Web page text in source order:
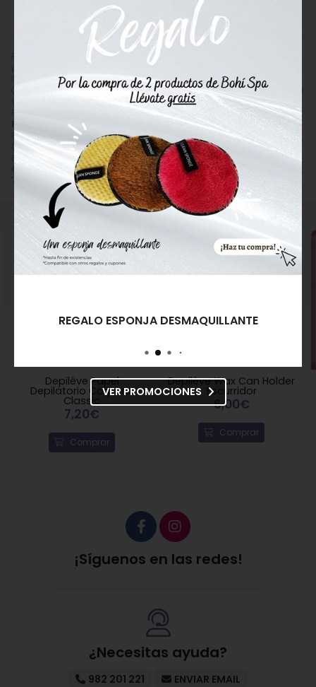
Pinza Depilar Cangrejo Rosa - Filarmonica . La punta cangrejo
permite una mejor visión del pelo para que resulte más fácil retirarlo.
Depile siempre en la dirección de crecimiento del pelo.
3 Claveles Filarmonica Pinza Depilar Cangrejo Rosa
. Producto en stock, recogida en tienda.
Precio, información, características e imágenes de
3 Claveles
Filarmonica Pinza Depilar Cangrejo Rosareferencia 53633, EAN
8410990536335, pertenece a la categoría
Accesorios de Depilación
(32) y a la marca3 Claveles(9).
Encuentra productos relacionados y de similares características a3
Claveles Filarmonica Pinza Depilar Cangrejo Rosa
"Accesorios de Depilación".
982 201 221 ENVIAR EMAIL
Depilève Papel
Depilatorio Corporal
Classic
7,20€
Comprar
Depilève Wax Can Holder
Escurridor
6,00€
Comprar
¡Síguenos en las redes!
¿Necesitas ayuda?
982 201 221 ENVIAR EMAIL
REGALO ESPONJA DESMAQUILLANTE
VER PROMOCIONES